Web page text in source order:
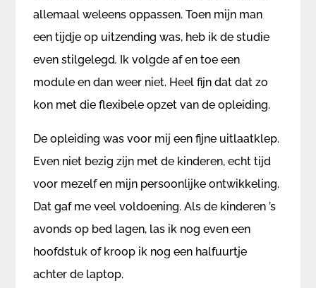
allemaal weleens oppassen. Toen mijn man
een tijdje op uitzending was, heb ik de studie
even stilgelegd. Ik volgde af en toe een
module en dan weer niet. Heel fijn dat dat zo
kon met die flexibele opzet van de opleiding.
De opleiding was voor mij een fijne uitlaatklep.
Even niet bezig zijn met de kinderen, echt tijd
voor mezelf en mijn persoonlijke ontwikkeling.
Dat gaf me veel voldoening. Als de kinderen ’s
avonds op bed lagen, las ik nog even een
hoofdstuk of kroop ik nog een halfuurtje
achter de laptop.